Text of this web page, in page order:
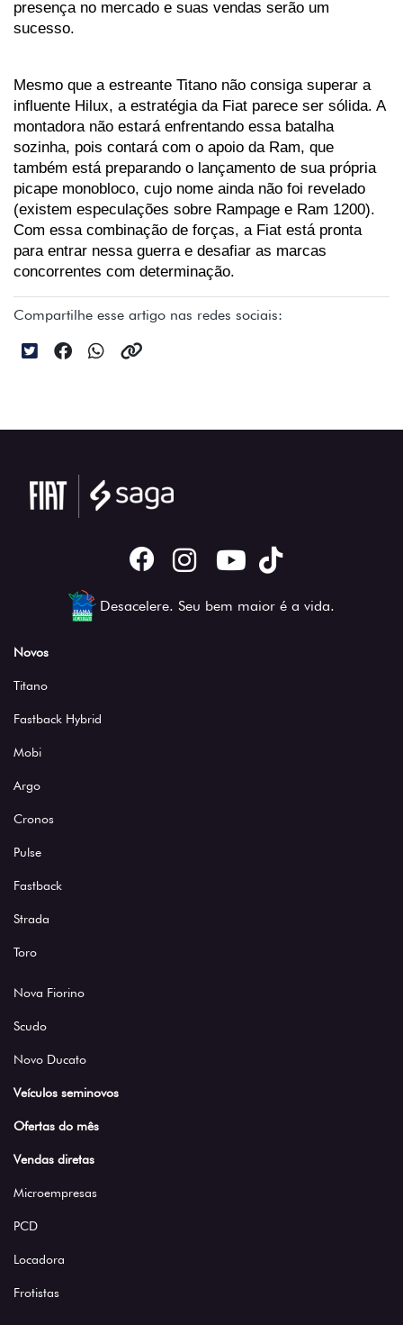
presença no mercado e suas vendas serão um
sucesso.
Mesmo que a estreante Titano não consiga superar a
influente Hilux, a estratégia da Fiat parece ser sólida. A
montadora não estará enfrentando essa batalha
sozinha, pois contará com o apoio da Ram, que
também está preparando o lançamento de sua própria
picape monobloco, cujo nome ainda não foi revelado
(existem especulações sobre Rampage e Ram 1200).
Com essa combinação de forças, a Fiat está pronta
para entrar nessa guerra e desafiar as marcas
concorrentes com determinação.
Compartilhe esse artigo nas redes sociais:
Desacelere. Seu bem maior é a vida.
Novos
Titano
Fastback Hybrid
Mobi
Argo
Cronos
Pulse
Fastback
Strada
Toro
Nova Fiorino
Scudo
Novo Ducato
Veículos seminovos
Ofertas do mês
Vendas diretas
Microempresas
PCD
Locadora
Frotistas